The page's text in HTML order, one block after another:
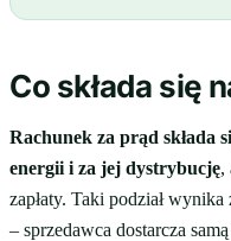
Co składa się
Rachunek za prąd składa
energii i za jej dystrybucję,
zapłaty. Taki podział
– sprzedawca dostarcza